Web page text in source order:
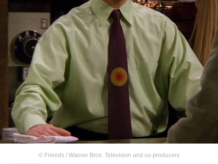
© Friends / Warner Bros. Television and co-producers